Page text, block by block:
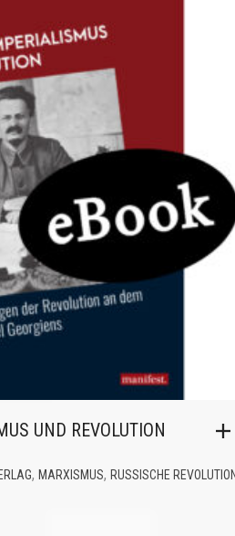
UND REVOLUTION
, MARXISMUS, RUSSISCHE